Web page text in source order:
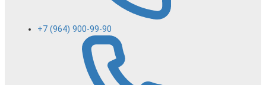
+7 (964) 900-99-90